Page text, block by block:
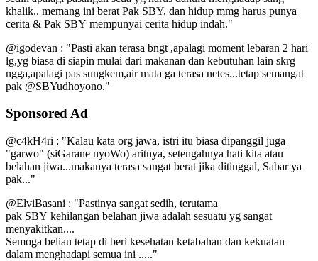
khalik.. memang ini berat Pak SBY, dan hidup mmg harus punya
cerita & Pak SBY mempunyai cerita hidup indah."
@igodevan : "Pasti akan terasa bngt ,apalagi moment lebaran 2 hari
lg,yg biasa di siapin mulai dari makanan dan kebutuhan lain skrg
ngga,apalagi pas sungkem,air mata ga terasa netes...tetap semangat
pak @SBYudhoyono."
Sponsored Ad
@c4kH4ri : "Kalau kata org jawa, istri itu biasa dipanggil juga
"garwo" (siGarane nyoWo) aritnya, setengahnya hati kita atau
belahan jiwa...makanya terasa sangat berat jika ditinggal, Sabar ya
pak..."
@ElviBasani : "Pastinya sangat sedih, terutama
pak SBY kehilangan belahan jiwa adalah sesuatu yg sangat
menyakitkan....
Semoga beliau tetap di beri kesehatan ketabahan dan kekuatan
dalam menghadapi semua ini ....."